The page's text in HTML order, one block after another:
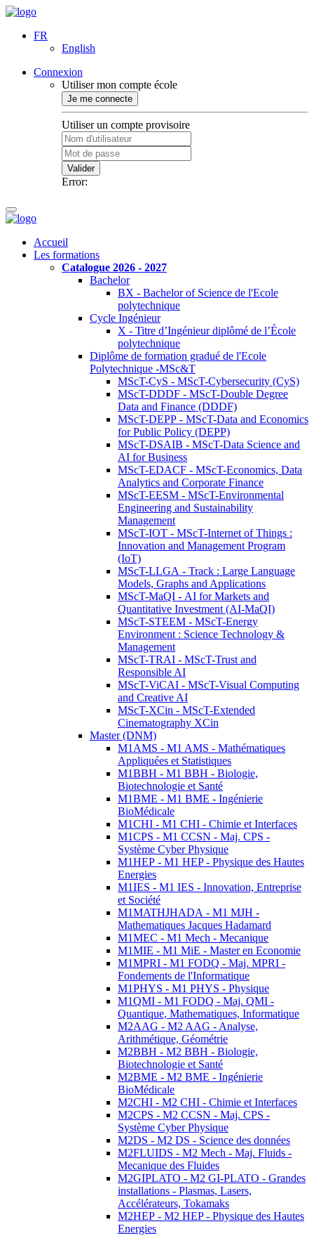
FR
English
Connexion
Utiliser mon compte école
Je me connecte
Utiliser un compte provisoire
Valider
Error:
Accueil
Les formations
Catalogue 2026 - 2027
Bachelor
BX - Bachelor of Science de l'Ecole
polytechnique
Cycle Ingénieur
X - Titre d’Ingénieur diplômé de l’École
polytechnique
Diplôme de formation gradué de l'Ecole
Polytechnique -MSc&T
MScT-CyS - MScT-Cybersecurity (CyS)
MScT-DDDF - MScT-Double Degree
Data and Finance (DDDF)
MScT-DEPP - MScT-Data and Economics
for Public Policy (DEPP)
MScT-DSAIB - MScT-Data Science and
AI for Business
MScT-EDACF - MScT-Economics, Data
Analytics and Corporate Finance
MScT-EESM - MScT-Environmental
Engineering and Sustainability
Management
MScT-IOT - MScT-Internet of Things :
Innovation and Management Program
(IoT)
MScT-LLGA - Track : Large Language
Models, Graphs and Applications
MScT-MaQI - AI for Markets and
Quantitative Investment (AI-MaQI)
MScT-STEEM - MScT-Energy
Environment : Science Technology &
Management
MScT-TRAI - MScT-Trust and
Responsible AI
MScT-ViCAI - MScT-Visual Computing
and Creative AI
MScT-XCin - MScT-Extended
Cinematography XCin
Master (DNM)
M1AMS - M1 AMS - Mathématiques
Appliquées et Statistiques
M1BBH - M1 BBH - Biologie,
Biotechnologie et Santé
M1BME - M1 BME - Ingénierie
BioMédicale
M1CHI - M1 CHI - Chimie et Interfaces
M1CPS - M1 CCSN - Maj. CPS -
Système Cyber Physique
M1HEP - M1 HEP - Physique des Hautes
Energies
M1IES - M1 IES - Innovation, Entreprise
et Société
M1MATHJHADA - M1 MJH -
Mathematiques Jacques Hadamard
M1MEC - M1 Mech - Mecanique
M1MIE - M1 MiE - Master en Economie
M1MPRI - M1 FODQ - Maj. MPRI -
Fondements de l'Informatique
M1PHYS - M1 PHYS - Physique
M1QMI - M1 FODQ - Maj. QMI -
Quantique, Mathematiques, Informatique
M2AAG - M2 AAG - Analyse,
Arithmétique, Géométrie
M2BBH - M2 BBH - Biologie,
Biotechnologie et Santé
M2BME - M2 BME - Ingénierie
BioMédicale
M2CHI - M2 CHI - Chimie et Interfaces
M2CPS - M2 CCSN - Maj. CPS -
Système Cyber Physique
M2DS - M2 DS - Science des données
M2FLUIDS - M2 Mech - Maj. Fluids -
Mecanique des Fluides
M2GIPLATO - M2 GI-PLATO - Grandes
installations - Plasmas, Lasers,
Accélérateurs, Tokamaks
M2HEP - M2 HEP - Physique des Hautes
Energies